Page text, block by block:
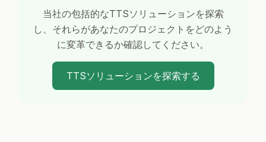
当社の包括的なTTSソリューションを探索
し、それらがあなたのプロジェクトをどのよう
に変革できるか確認してください。
TTSソリューションを探索する